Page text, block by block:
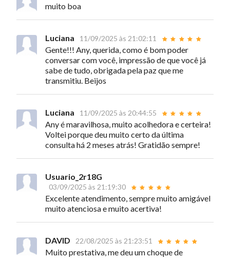
muito boa
Luciana 11/09/2025 às 21:02:11
Gente!!! Any, querida, como é bom poder
conversar com você, impressão de que você já
sabe de tudo, obrigada pela paz que me
transmitiu. Beijos
Luciana 11/09/2025 às 20:44:55
Any é maravilhosa, muito acolhedora e certeira!
Voltei porque deu muito certo da última
consulta há 2 meses atrás! Gratidão sempre!
Usuario_2r18G
03/09/2025 às 21:19:30
Excelente atendimento, sempre muito amigável
muito atenciosa e muito acertiva!
DAVID 22/08/2025 às 21:23:51
Muito prestativa, me deu um choque de